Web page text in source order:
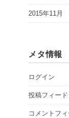
2015年11月
メタ情報
ログイン
投稿フィード
コメントフ